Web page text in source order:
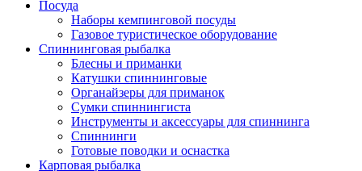
Посуда
Наборы кемпинговой посуды
Газовое туристическое оборудование
Спиннинговая рыбалка
Блесны и приманки
Катушки спиннинговые
Органайзеры для приманок
Сумки спиннингиста
Инструменты и аксессуары для спиннинга
Спиннинги
Готовые поводки и оснастка
Карповая рыбалка